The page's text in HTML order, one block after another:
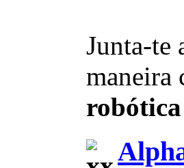
Junta-te
maneira
robótica